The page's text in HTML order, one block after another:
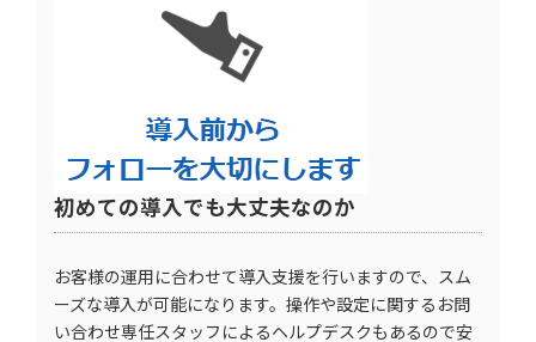
初めての導入でも大丈夫なのか
お客様の運用に合わせて導入支援を行いますので、スム
ーズな導入が可能になります。操作や設定に関するお問
い合わせ専任スタッフによるヘルプデスクもあるので安